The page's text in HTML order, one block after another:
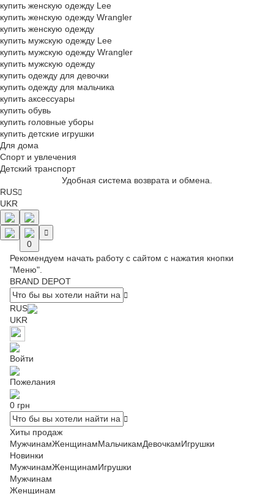
купить женскую одежду Lee
купить женскую одежду Wrangler
купить женскую одежду
купить мужскую одежду Lee
купить мужскую одежду Wrangler
купить мужскую одежду
купить одежду для девочки
купить одежду для мальчика
купить аксессуары
купить обувь
купить головные уборы
купить детские игрушки
Для дома
Спорт и увлечения
Детский транспорт
Удобная система возврата и обмена.
RUS
UKR
0
Рекомендуем начать работу с сайтом с нажатия кнопки
"Меню".
BRAND DEPOT
RUS
UKR
Войти
Пожелания
0 грн
Хиты продаж
МужчинамЖенщинамМальчикамДевочкамИгрушки
Новинки
МужчинамЖенщинамИгрушки
Мужчинам
Женщинам